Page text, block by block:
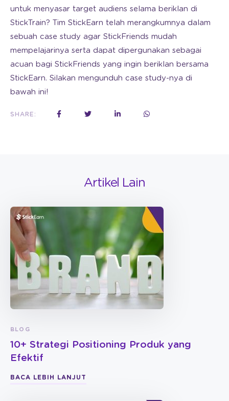
untuk menyasar target audiens selama beriklan di
StickTrain? Tim StickEarn telah merangkumnya dalam
sebuah case study agar StickFriends mudah
mempelajarinya serta dapat dipergunakan sebagai
acuan bagi StickFriends yang ingin beriklan bersama
StickEarn. Silakan mengunduh case study-nya di
bawah ini!
SHARE:
Artikel Lain
BLOG
10+ Strategi Positioning Produk yang
Efektif
BACA LEBIH LANJUT